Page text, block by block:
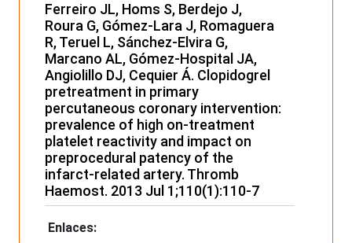
Ferreiro JL, Homs S, Berdejo J,
Roura G, Gómez-Lara J, Romaguera
R, Teruel L, Sánchez-Elvira G,
Marcano AL, Gómez-Hospital JA,
Angiolillo DJ, Cequier Á. Clopidogrel
pretreatment in primary
percutaneous coronary intervention:
prevalence of high on-treatment
platelet reactivity and impact on
preprocedural patency of the
infarct-related artery. Thromb
Haemost. 2013 Jul 1;110(1):110-7
Enlaces: